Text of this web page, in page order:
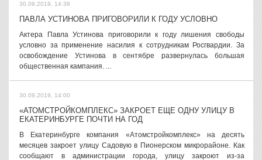
30.09.2019, 14:38
ПАВЛА УСТИНОВА ПРИГОВОРИЛИ К ГОДУ УСЛОВНО
Актера Павла Устинова приговорили к году лишения свободы
условно за применение насилия к сотрудникам Росгвардии. За
освобождение Устинова в сентябре развернулась большая
общественная кампания. ...
30.09.2019, 14:00
«АТОМСТРОЙКОМПЛЕКС» ЗАКРОЕТ ЕЩЕ ОДНУ УЛИЦУ В
ЕКАТЕРИНБУРГЕ ПОЧТИ НА ГОД
В Екатеринбурге компания «Атомстройкомплекс» на десять
месяцев закроет улицу Садовую в Пионерском микрорайоне. Как
сообщают в администрации города, улицу закроют из-за